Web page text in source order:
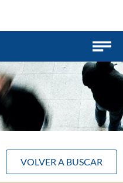
VOLVER A BUSCAR